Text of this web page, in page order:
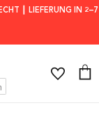
┃ LIEFERUNG IN 2–7